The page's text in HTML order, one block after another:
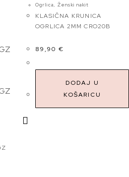
Ogrlica, Ženski nakit
KLASIČNA KRUNICA
OGRLICA 2MM CRO20B
89,90 €
DODAJ U
KOŠARICU